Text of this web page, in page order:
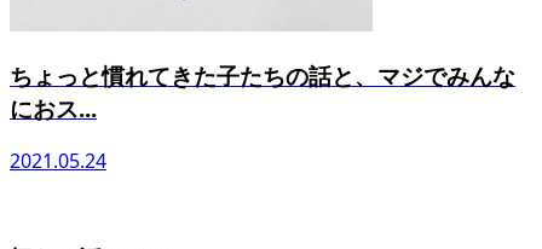
ちょっと慣れてきた子たちの話と、マジでみんな
におス...
2021.05.24